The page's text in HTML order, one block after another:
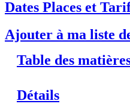
Dates Places et
Ajouter à ma liste
Table des
Détails